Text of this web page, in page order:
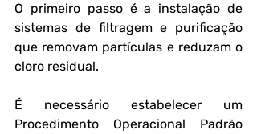
O primeiro passo é a instalação de
sistemas de filtragem e purificação
que removam partículas e reduzam o
cloro residual.
É necessário estabelecer um
Procedimento Operacional Padrão